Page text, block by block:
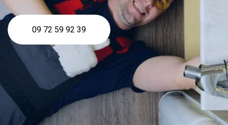
09 72 59 92 39